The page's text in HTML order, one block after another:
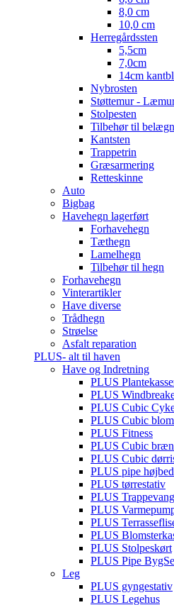
8,0 cm
10,0 cm
Herregårdssten
5,5cm
7,0cm
14cm
Nybrosten
Støttemur -
Stolpesten
Tilbehør til
Kantsten
Trappetrin
Græsarmering
Retteskinne
Auto
Bigbag
Havehegn lagerført
Forhavehegn
Tæthegn
Lamelhegn
Tilbehør til hegn
Forhavehegn
Vinterartikler
Have diverse
Trådhegn
Strøelse
Asfalt reparation
PLUS- alt til haven
Have og Indretning
PLUS
PLUS
PLUS Cubic
PLUS Cubic
PLUS Fitness
PLUS Cubic
PLUS Cubic
PLUS pipe
PLUS tørrestativ
PLUS
PLUS
PLUS
PLUS
PLUS Stolpeskørt
PLUS Pipe
Leg
PLUS gyngestativ
PLUS Legehus